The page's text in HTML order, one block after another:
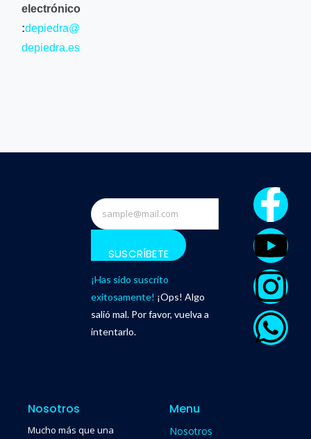
electrónico
:depiedra@
depiedra.es
SUSCRÍBETE
¡Has sido suscrito
exitosamente! ¡Ops! Algo
salió mal. Por favor, vuelva a
intentarlo.
Nosotros
Mucho más que una
Menu
Nosotros